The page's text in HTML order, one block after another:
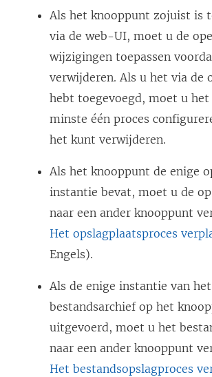
Als het knooppunt zojuist is
via de web-UI, moet u de
wijzigingen toepassen
verwijderen. Als u het via de
hebt toegevoegd, moet u
minste één proces
het kunt verwijderen.
Als het knooppunt de enige
instantie bevat, moet u de
naar een ander knooppunt
Het opslagplaatsproces
Engels).
Als de enige instantie van het
bestandsarchief op het
uitgevoerd, moet u het
naar een ander knooppunt
Het bestandsopslagproces